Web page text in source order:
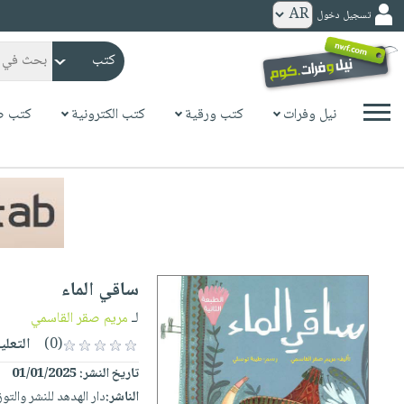
كتب
ورقية
المواضيع
عروض
خاصة
صفحات
مشوقة
الكترونية
حديثاً
مبيعاً
كتب
مجانية
الصفحة
masmu3
بلا
حدود
أطفال
وناشئة
الصفحةوسائل
تسجيل دخول
نيل وفرات كتب ورقية كتب الكترونية كتب
ساقي الماء
لـمريم صقر القاسمي
(0)
تاريخ النشر:01/01/2025
الناشر:دار الهدهد للنشر